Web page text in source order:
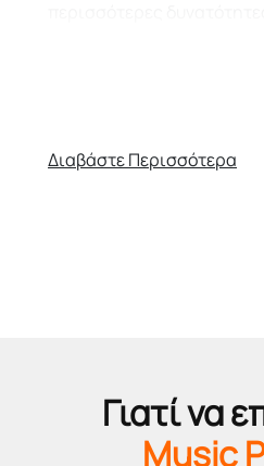
Διαβάστε Περισσότερα
Γιατί να
Music